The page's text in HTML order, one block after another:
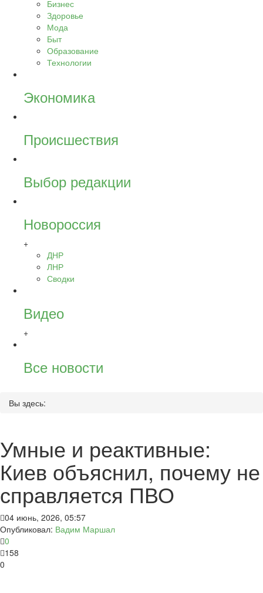
Бизнес
Здоровье
Мода
Быт
Образование
Технологии
Экономика
Происшествия
Выбор редакции
Новороссия
+
ДНР
ЛНР
Сводки
Видео
+
Все новости
Вы здесь:
Умные и реактивные:
Киев объяснил, почему не
справляется ПВО
04 июнь, 2026, 05:57
Опубликовал: Вадим Маршал
0
158
0